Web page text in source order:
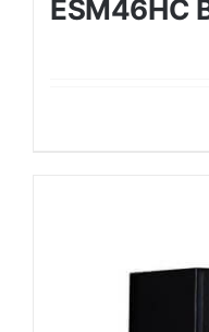
ESM46HC